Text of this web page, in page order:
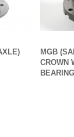
MGB
CROWN